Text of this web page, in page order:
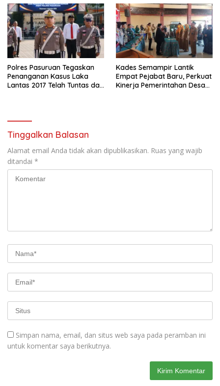
Polres Pasuruan Tegaskan
Penanganan Kasus Laka
Lantas 2017 Telah Tuntas dan
Kades Semampir Lantik
Empat Pejabat Baru, Perkuat
Kinerja Pemerintahan Desa
Tinggalkan Balasan
Alamat email Anda tidak akan dipublikasikan. Ruas yang wajib
ditandai *
Simpan nama, email, dan situs web saya pada peramban ini
untuk komentar saya berikutnya.